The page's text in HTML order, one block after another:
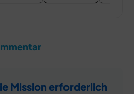
Mission erforderlich